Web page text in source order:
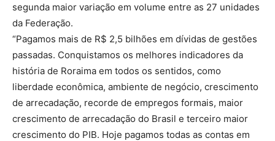
segunda maior variação em volume entre as 27 unidades
da Federação.
“Pagamos mais de R$ 2,5 bilhões em dívidas de gestões
passadas. Conquistamos os melhores indicadores da
história de Roraima em todos os sentidos, como
liberdade econômica, ambiente de negócio, crescimento
de arrecadação, recorde de empregos formais, maior
crescimento de arrecadação do Brasil e terceiro maior
crescimento do PIB. Hoje pagamos todas as contas em